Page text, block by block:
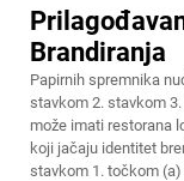
Brandiranja
Papirnih spremnika
stavkom 2. stavkom
može imati restorana
koji jačaju identitet
stavkom 1. točkom (a)